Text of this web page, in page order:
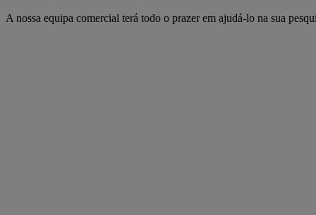
A nossa equipa comercial terá todo o prazer em ajudá-lo na sua